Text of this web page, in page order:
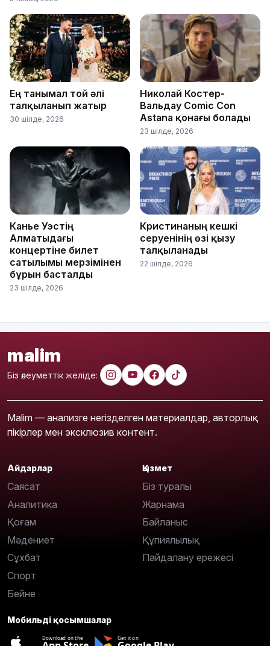
Ең танымал той әлі
талқыланып жатыр
30 шілде, 2026
Николай Костер-
Вальдау Comic Con
Astana қонағы болады
23 шілде, 2026
Канье Уэстің
Алматыдағы
концертіне билет
сатылымы мерзімінен
бұрын басталды
23 шілде, 2026
Кристинаның кешкі
серуенінің өзі қызу
талқыланады
22 шілде, 2026
malim
Біз әлеуметтік желіде:
Malim — анализге негізделген материалдар, авторлық
пікірлер мен эксклюзив контент.
Айдарлар
Саясат
Аналитика
Қоғам
Мәдениет
Сұхбат
Спорт
Бейне
Қызмет
Біз туралы
Жарнама
Байланыс
Құпиялылық
Пайдалану ережесі
Мобильді қосымшалар
Download on the Get it on